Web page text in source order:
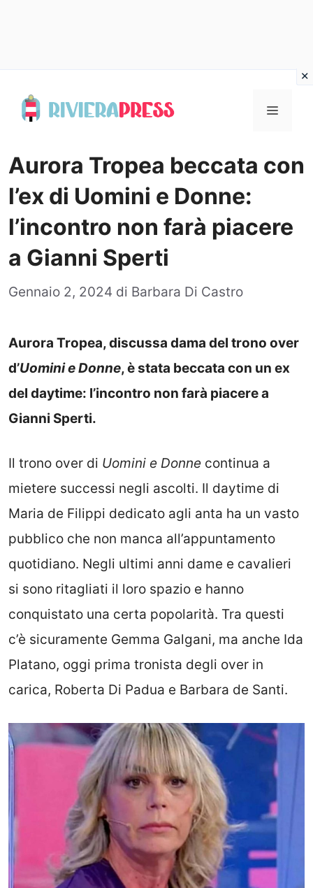
Menu
Aurora Tropea beccata con
l’ex di Uomini e Donne:
l’incontro non farà piacere
a Gianni Sperti
Gennaio 2, 2024 di Barbara Di Castro
Aurora Tropea, discussa dama del trono over
d’Uomini e Donne, è stata beccata con un ex
del daytime: l’incontro non farà piacere a
Gianni Sperti.
Il trono over di Uomini e Donne continua a
mietere successi negli ascolti. Il daytime di
Maria de Filippi dedicato agli anta ha un vasto
pubblico che non manca all’appuntamento
quotidiano. Negli ultimi anni dame e cavalieri
si sono ritagliati il loro spazio e hanno
conquistato una certa popolarità. Tra questi
c’è sicuramente Gemma Galgani, ma anche Ida
Platano, oggi prima tronista degli over in
carica, Roberta Di Padua e Barbara de Santi.